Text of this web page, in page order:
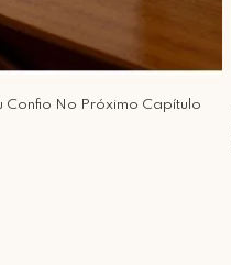
Confio No Próximo Capítulo